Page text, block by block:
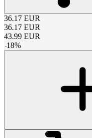
36.17 EUR
36.17 EUR
43.99 EUR
-18%